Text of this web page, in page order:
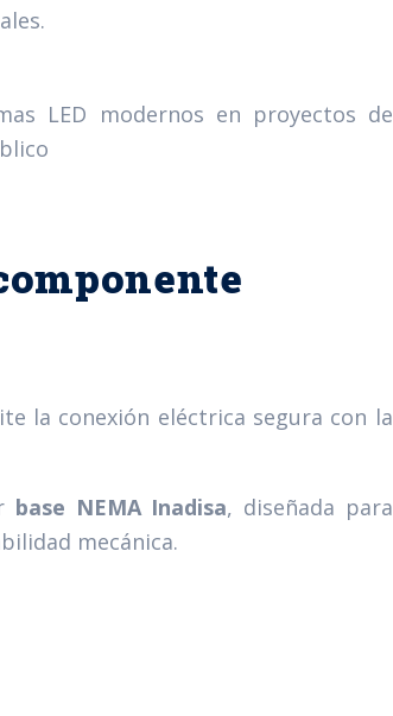
LED modernos en proyectos de
la conexión eléctrica segura con la
base NEMA Inadisa, diseñada para
mecánica.